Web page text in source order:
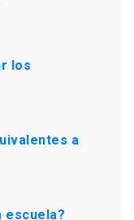
los
a
escuela?